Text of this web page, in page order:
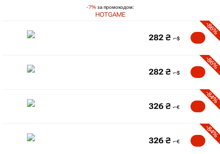
-7%за промокодом:
HOTGAME
-86%
282 ₴
-86%
282 ₴
-84%
326 ₴
-84%
326 ₴